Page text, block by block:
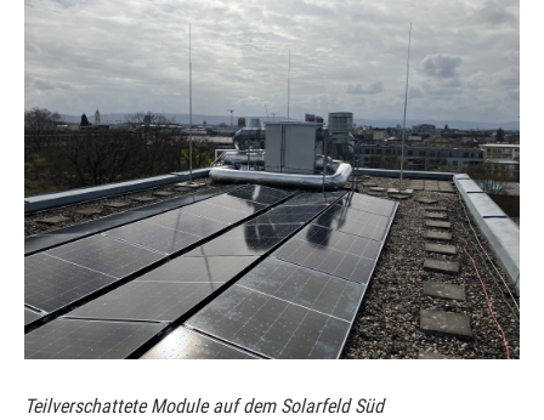
Teilverschattete Module auf dem Solarfeld Süd